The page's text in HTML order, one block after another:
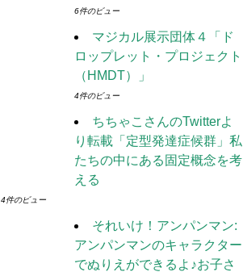
6件のビュー
マジカル展示団体４「ド
ロップレット・プロジェクト
（HMDT）」
4件のビュー
ちちゃこさんのTwitterよ
り転載「定型発達症候群」私
たちの中にある固定概念を考
える
4件のビュー
それいけ！アンパンマン:
アンパンマンのキャラクター
でぬりえができるよ♪お子さ